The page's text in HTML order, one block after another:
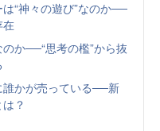
“神々の遊び”なのか──
在
か──“思考の檻”から抜
かが売っている──新
？